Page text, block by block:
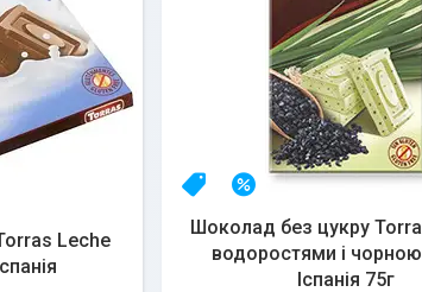
Leche
Топ продаж
Шоколад без цукру
водоростями і
Іспанія 75г